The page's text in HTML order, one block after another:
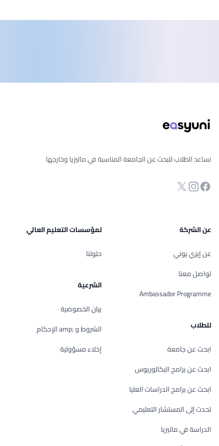
نساعد الطلاب للبحث عن الجامعة المناسبة في ماليزيا وخارجها
صفحة الفيسبوك
انستجرام
Twitter
عن الشركة
عن إيزي يوني
تواصل معنا
Ambassador Programme
للطلاب
ابحث عن جامعة
ابحث عن برامج البكالوريوس
ابحث عن برامج الدراسات العليا
تحدث إلى المستشار التعليمي
الدراسة في ماليزيا
لمؤسسات التعليم العالي
حلولنا
الشرعية
بيان الخصوصية
الشروط و ;amp الإحكام
إخلاء مسؤولية